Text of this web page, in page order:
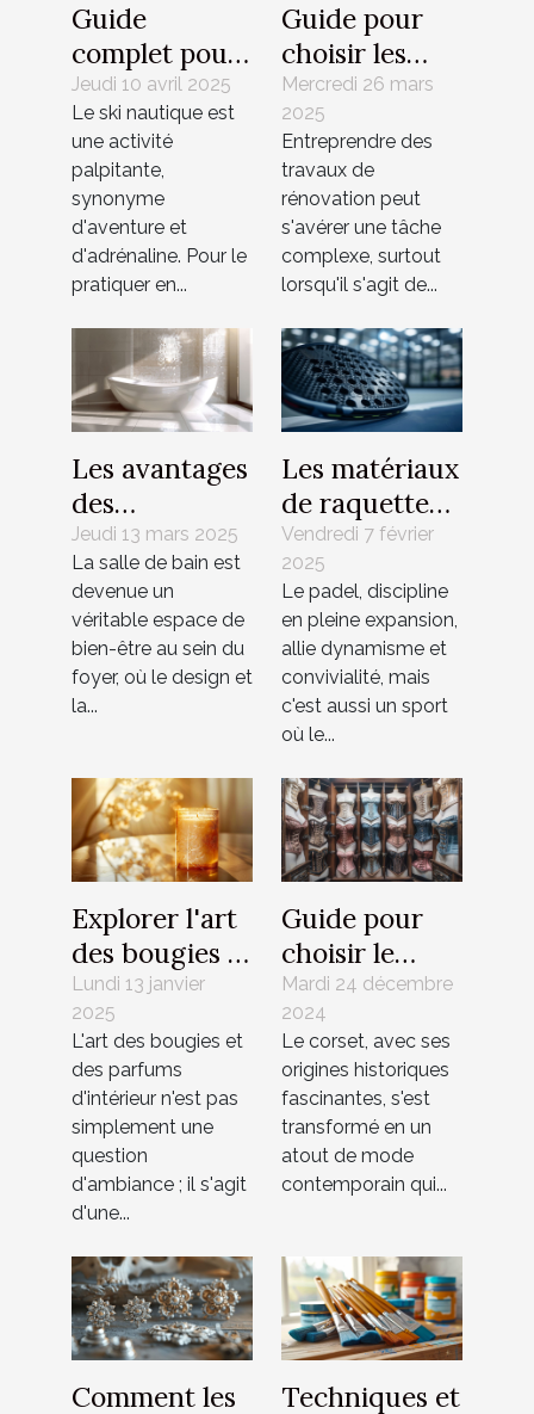
Guide
complet pour
choisir et
utiliser les
bouées de ski
nautique
Jeudi 10 avril 2025
Le ski nautique est
une activité
palpitante,
synonyme
d'aventure et
d'adrénaline. Pour le
pratiquer en...
Guide pour
choisir les
meilleurs
matériaux
pour votre
rénovation
Mercredi 26 mars
2025
Entreprendre des
travaux de
rénovation peut
s'avérer une tâche
complexe, surtout
lorsqu'il s'agit de...
Les avantages
des
revêtements
en mosaïque
pour salles de
bain
modernes
Jeudi 13 mars 2025
La salle de bain est
devenue un
véritable espace de
bien-être au sein du
foyer, où le design et
la...
Les matériaux
de raquette
de padel : ce
que vous
devez savoir
Vendredi 7 février
2025
Le padel, discipline
en pleine expansion,
allie dynamisme et
convivialité, mais
c'est aussi un sport
où le...
Explorer l'art
des bougies et
parfums
d'intérieur
haut de
gamme
Lundi 13 janvier
2025
L'art des bougies et
des parfums
d'intérieur n'est pas
simplement une
question
d'ambiance ; il s'agit
d'une...
Guide pour
choisir le
corset idéal
pour chaque
silhouette
Mardi 24 décembre
2024
Le corset, avec ses
origines historiques
fascinantes, s'est
transformé en un
atout de mode
contemporain qui...
Comment les
Techniques et